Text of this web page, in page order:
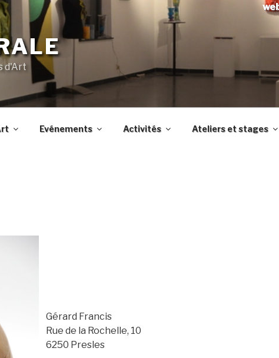
d'Art
Evénements Activités Ateliers et stages
Gérard Francis
Rue de la Rochelle, 10
6250 Presles